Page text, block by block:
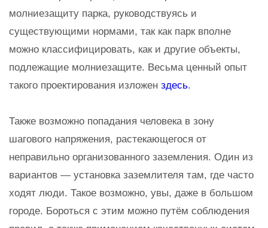
молниезащиту парка, руководствуясь и
существующими нормами, так как парк вполне
можно классифицировать, как и другие объекты,
подлежащие молниезащите. Весьма ценный опыт
такого проектирования изложен здесь.
Также возможно попадания человека в зону
шагового напряжения, растекающегося от
неправильно организованного заземления. Один из
вариантов — установка заземлителя там, где часто
ходят люди. Такое возможно, увы, даже в большом
городе. Бороться с этим можно путём соблюдения